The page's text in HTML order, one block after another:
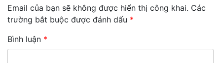
Email của bạn sẽ không được hiển thị công khai. Các
trường bắt buộc được đánh dấu *
Bình luận *